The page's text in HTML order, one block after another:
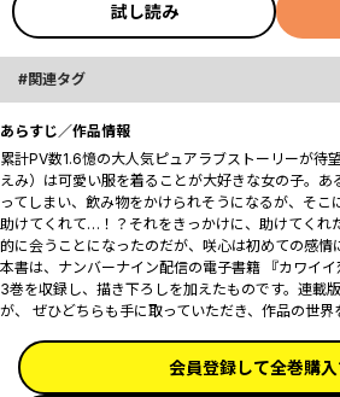
試し読み
関連タグ
あらすじ／作品情報
累計PV数1.6憶の大人気ピュアラブストーリーが待
えみ）は可愛い服を着ることが大好きな女の子。
ってしまい、飲み物をかけられそうになるが、そこ
助けてくれて――…！？それをきっかけに、助けてく
的に会うことになったのだが、咲心は初めての感
本書は、ナンバーナイン配信の電子書籍 『カワイ
3巻を収録し、描き下ろしを加えたものです。連載
が、 ぜひどちらも手に取っていただき、作品の世界
会員登録して全巻購